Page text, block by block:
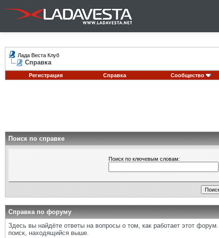
Лада Веста Клуб
Справка
Регистрация Справка Сообщество
Поиск по справке
Поиск по ключевым словам:
Справка по форуму
Здесь вы найдёте ответы на вопросы о том, как работает этот
поиск, находящийся выше.